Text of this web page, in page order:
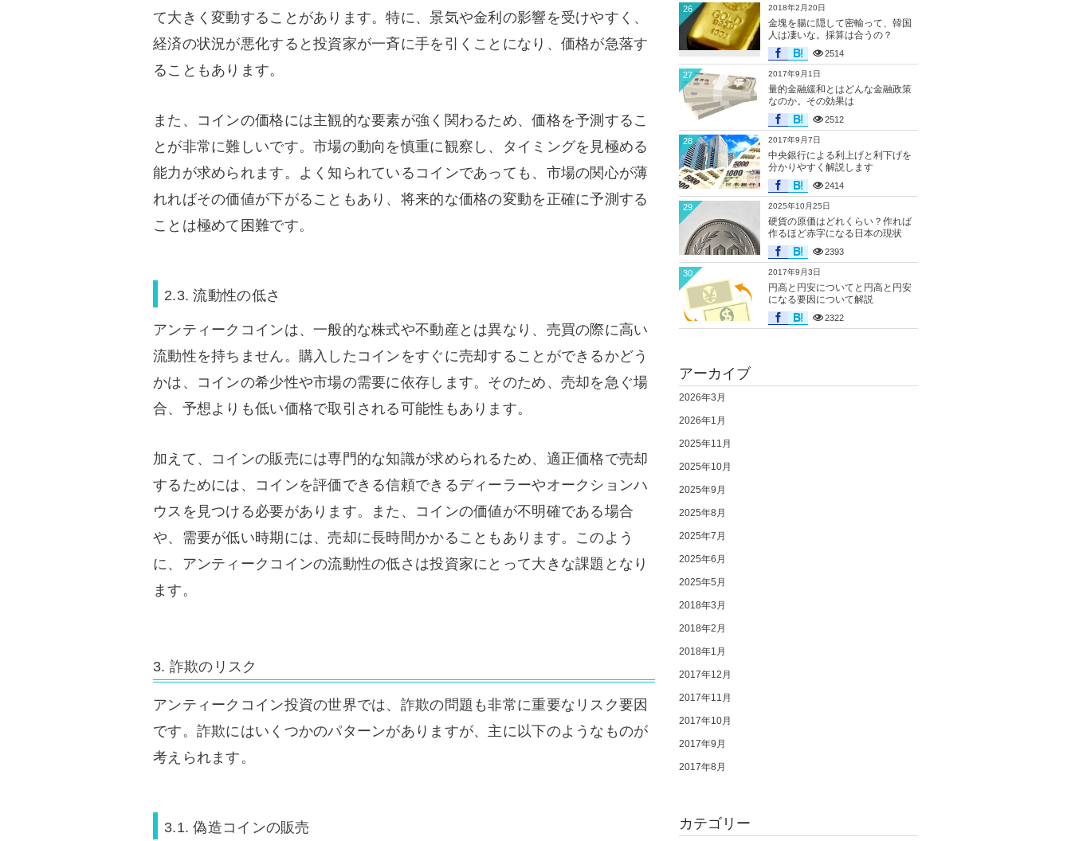
て大きく変動することがあります。特に、景気や金利の影響を受けやすく、
経済の状況が悪化すると投資家が一斉に手を引くことになり、価格が急落す
ることもあります。
また、コインの価格には主観的な要素が強く関わるため、価格を予測するこ
とが非常に難しいです。市場の動向を慎重に観察し、タイミングを見極める
能力が求められます。よく知られているコインであっても、市場の関心が薄
れればその価値が下がることもあり、将来的な価格の変動を正確に予測する
ことは極めて困難です。
2.3. 流動性の低さ
アンティークコインは、一般的な株式や不動産とは異なり、売買の際に高い
流動性を持ちません。購入したコインをすぐに売却することができるかどう
かは、コインの希少性や市場の需要に依存します。そのため、売却を急ぐ場
合、予想よりも低い価格で取引される可能性もあります。
加えて、コインの販売には専門的な知識が求められるため、適正価格で売却
するためには、コインを評価できる信頼できるディーラーやオークションハ
ウスを見つける必要があります。また、コインの価値が不明確である場合
や、需要が低い時期には、売却に長時間かかることもあります。このよう
に、アンティークコインの流動性の低さは投資家にとって大きな課題となり
ます。
3. 詐欺のリスク
アンティークコイン投資の世界では、詐欺の問題も非常に重要なリスク要因
です。詐欺にはいくつかのパターンがありますが、主に以下のようなものが
考えられます。
3.1. 偽造コインの販売
2018年2月20日
金塊を腸に隠して密輸って、韓国
人は凄いな。採算は合うの？
2514
26
2017年9月1日
量的金融緩和とはどんな金融政策
なのか。その効果は
2512
27
2017年9月7日
中央銀行による利上げと利下げを
分かりやすく解説します
2414
28
2025年10月25日
硬貨の原価はどれくらい？作れば
作るほど赤字になる日本の現状
2393
29
2017年9月3日
円高と円安についてと円高と円安
になる要因について解説
2322
30
アーカイブ
2026年3月
2026年1月
2025年11月
2025年10月
2025年9月
2025年8月
2025年7月
2025年6月
2025年5月
2018年3月
2018年2月
2018年1月
2017年12月
2017年11月
2017年10月
2017年9月
2017年8月
カテゴリー